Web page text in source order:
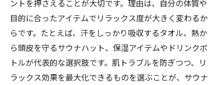
ントを押さえることが大切です。理由は、自分の体質や
目的に合ったアイテムでリラックス度が大きく変わるか
らです。たとえば、汗をしっかり吸収するタオル、熱か
ら頭皮を守るサウナハット、保湿アイテムやドリンクボ
トルが代表的な選択肢です。肌トラブルを防ぎつつ、リ
ラックス効果を最大化できるものを選ぶことが、サウナ